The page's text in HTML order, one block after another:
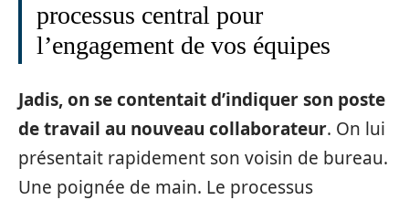
processus central pour
l’engagement de vos équipes
Jadis, on se contentait d’indiquer son poste
de travail au nouveau collaborateur. On lui
présentait rapidement son voisin de bureau.
Une poignée de main. Le processus